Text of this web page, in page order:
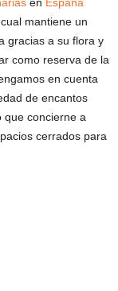
cual mantiene un
gracias a su flora y
como reserva de la
en cuenta
de encantos
que concierne a
cerrados para